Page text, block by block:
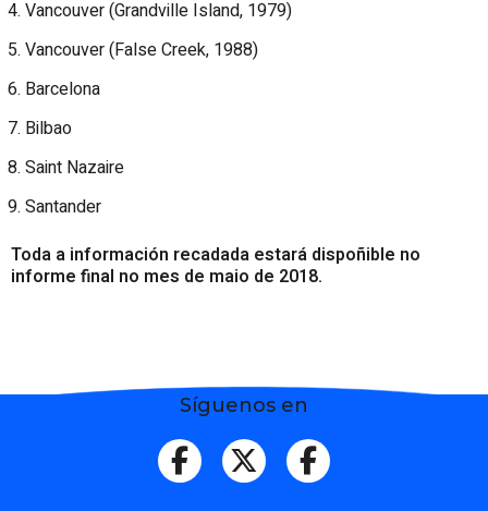
Vancouver (Grandville Island, 1979)
Vancouver (False Creek, 1988)
Barcelona
Bilbao
Saint Nazaire
Santander
Toda a información recadada estará dispoñible no
informe final no mes de maio de 2018.
Síguenos en